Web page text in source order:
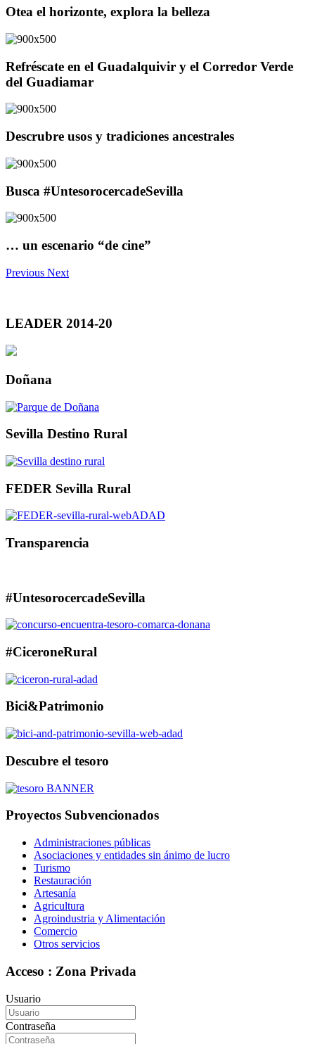
Otea el horizonte, explora la belleza
Refréscate en el Guadalquivir y el Corredor Verde
del Guadiamar
Descrubre usos y tradiciones ancestrales
Busca #UntesorocercadeSevilla
… un escenario “de cine”
Previous Next
LEADER 2014-20
Doñana
Sevilla Destino Rural
FEDER Sevilla Rural
Transparencia
#UntesorocercadeSevilla
#CiceroneRural
Bici&Patrimonio
Descubre el tesoro
Proyectos Subvencionados
Administraciones públicas
Asociaciones y entidades sin ánimo de lucro
Turismo
Restauración
Artesanía
Agricultura
Agroindustria y Alimentación
Comercio
Otros servicios
Acceso : Zona Privada
Usuario
Contraseña